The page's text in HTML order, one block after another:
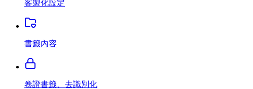
客製化設定
書籤內容
卷證書籤、去識別化